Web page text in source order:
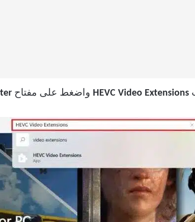
HEVC Video Extensions واضغط على مفتاح